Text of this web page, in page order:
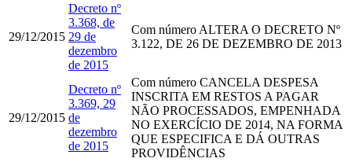
29/12/2015
Decreto nº
3.368, de
29 de
dezembro
de 2015
Com número ALTERA O DECRETO Nº
3.122, DE 26 DE DEZEMBRO DE 2013
29/12/2015
Decreto nº
3.369, 29
de
dezembro
de 2015
Com número CANCELA DESPESA
INSCRITA EM RESTOS A PAGAR
NÃO PROCESSADOS, EMPENHADA
NO EXERCÍCIO DE 2014, NA FORMA
QUE ESPECIFICA E DÁ OUTRAS
PROVIDÊNCIAS